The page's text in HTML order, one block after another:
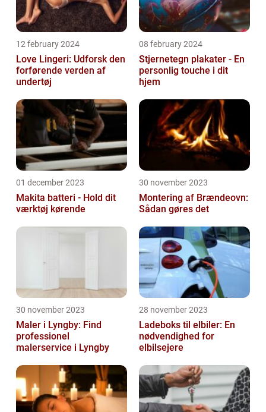
12 february 2024
Love Lingeri: Udforsk den
forførende verden af
undertøj
08 february 2024
Stjernetegn plakater - En
personlig touche i dit
hjem
01 december 2023
Makita batteri - Hold dit
værktøj kørende
30 november 2023
Montering af Brændeovn:
Sådan gøres det
30 november 2023
Maler i Lyngby: Find
professionel
malerservice i Lyngby
28 november 2023
Ladeboks til elbiler: En
nødvendighed for
elbilsejere